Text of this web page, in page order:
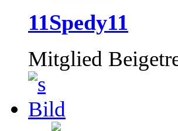
11Spedy11
Mitglied